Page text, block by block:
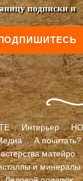
подписки и
. Интерьер .
.А почитать?
матейро
и минералы